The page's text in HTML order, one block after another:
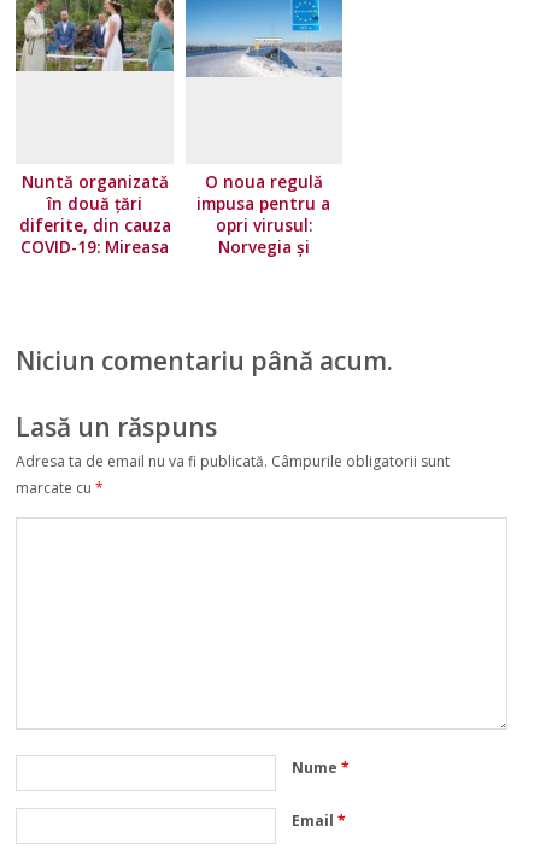
Nuntă organizată
în două țări
diferite, din cauza
COVID-19: Mireasa
O noua regulă
impusa pentru a
opri virusul:
Norvegia și
Niciun comentariu până acum.
Lasă un răspuns
Adresa ta de email nu va fi publicată. Câmpurile obligatorii sunt
marcate cu*
Nume*
Email*